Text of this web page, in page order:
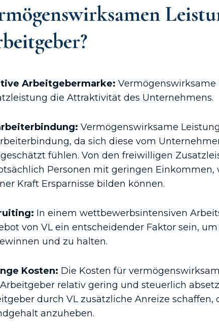
Arbeitgebermarke:
die Attraktivität des Unternehmens.
Vermögenswirksame
da sich diese vom
fühlen. Von den freiwilligen
Personen mit geringen Einkommen,
Kraft Ersparnisse bilden können.
In einem wettbewerbsintensiven
von VL ein entscheidender Faktor sein,
und zu halten.
Kosten: Die Kosten für
relativ gering und steuerlich
durch VL zusätzliche Anreize schaffen,
anzuheben.